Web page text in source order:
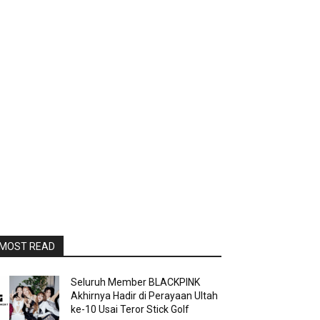
READ
Seluruh Member BLACKPINK
Akhirnya Hadir di Perayaan Ultah
ke-10 Usai Teror Stick Golf